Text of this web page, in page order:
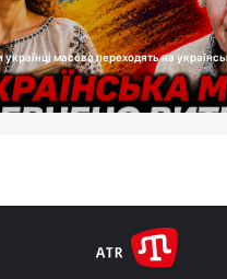
українці масово переходять на